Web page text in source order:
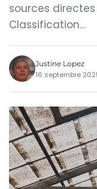
sources
Classification…
Justine Lopez
16 septembre